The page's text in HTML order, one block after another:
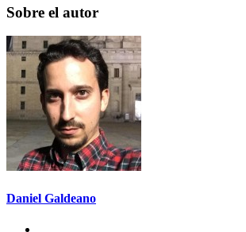
Sobre el autor
Daniel Galdeano